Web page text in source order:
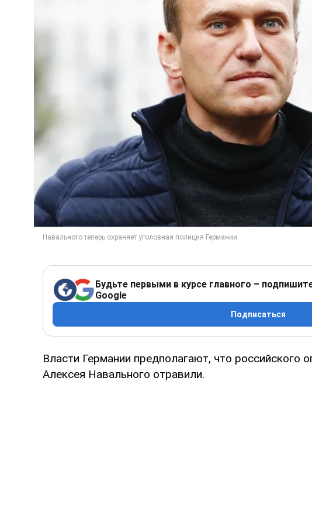
Будьте первыми в курсе главного –
Google
Подписаться
Власти Германии предполагают, что российского
Алексея Навального отравили.